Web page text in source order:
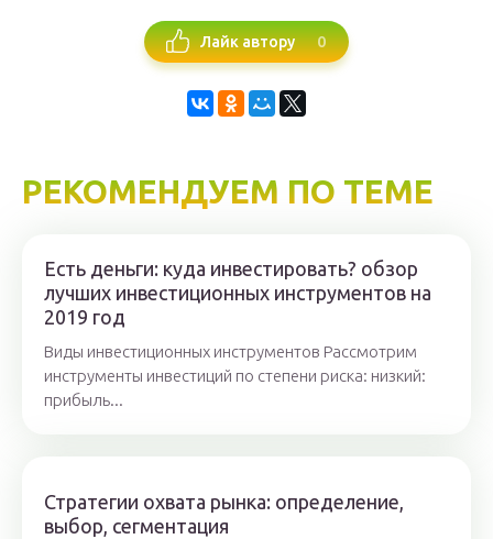
Лайк автору 0
РЕКОМЕНДУЕМ ПО ТЕМЕ
Есть деньги: куда инвестировать? обзор
лучших инвестиционных инструментов на
2019 год
Виды инвестиционных инструментов Рассмотрим
инструменты инвестиций по степени риска: низкий:
прибыль...
Стратегии охвата рынка: определение,
выбор, сегментация